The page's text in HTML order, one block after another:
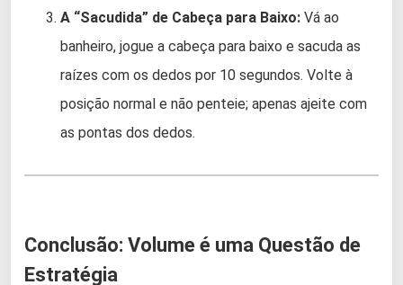
A “Sacudida” de Cabeça para Baixo: Vá ao
banheiro, jogue a cabeça para baixo e sacuda as
raízes com os dedos por 10 segundos. Volte à
posição normal e não penteie; apenas ajeite com
as pontas dos dedos.
Conclusão: Volume é uma Questão de
Estratégia